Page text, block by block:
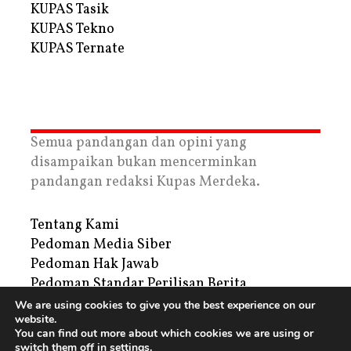
KUPAS Tasik
KUPAS Tekno
KUPAS Ternate
Semua pandangan dan opini yang
disampaikan bukan mencerminkan
pandangan redaksi Kupas Merdeka.
Tentang Kami
Pedoman Media Siber
Pedoman Hak Jawab
Pedoman Standar Perilisan Berita
Privacy Policy
Periklanan
We are using cookies to give you the best experience on our
website.
You can find out more about which cookies we are using or
switch them off in settings.